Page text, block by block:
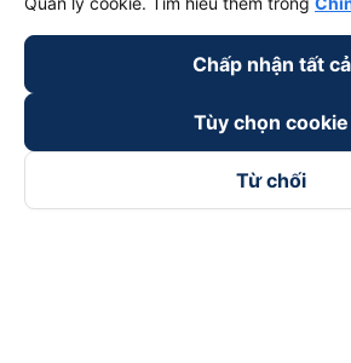
Chấp nhận tất cả
Tùy chọn cookie
Từ chối